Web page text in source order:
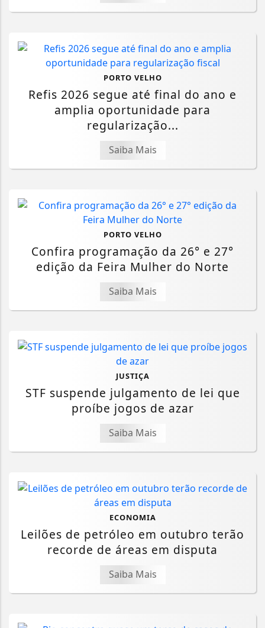
PORTO VELHO
Refis 2026 segue até final do ano e
amplia oportunidade para
regularização...
Saiba Mais
PORTO VELHO
Confira programação da 26° e 27°
edição da Feira Mulher do Norte
Saiba Mais
JUSTIÇA
STF suspende julgamento de lei que
proíbe jogos de azar
Saiba Mais
ECONOMIA
Leilões de petróleo em outubro terão
recorde de áreas em disputa
Saiba Mais